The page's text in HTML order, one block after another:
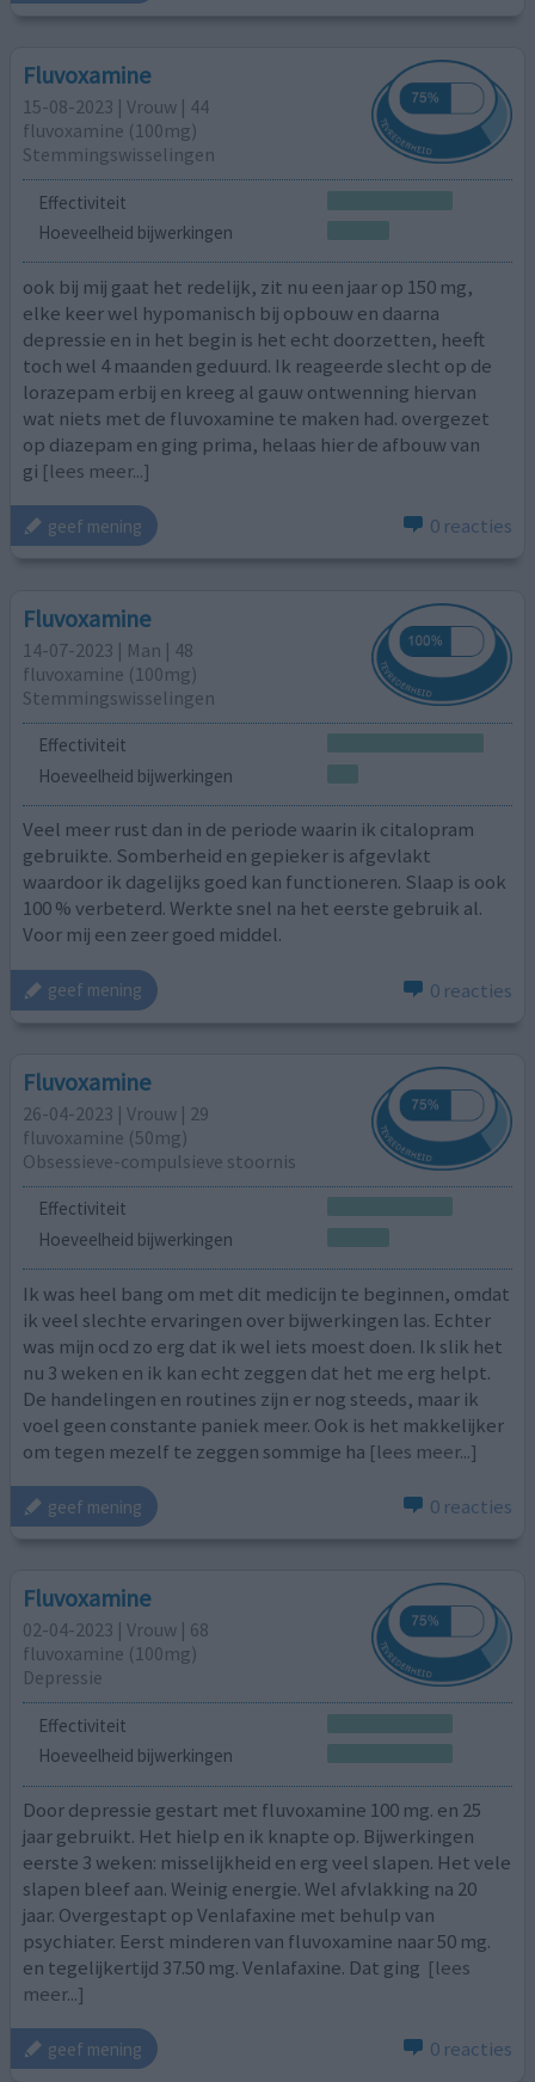
Fluvoxamine
15-08-2023 | Vrouw | 44
fluvoxamine (100mg)
Stemmingswisselingen
Effectiviteit
Hoeveelheid bijwerkingen
ook bij mij gaat het redelijk, zit nu een jaar op 150 mg,
elke keer wel hypomanisch bij opbouw en daarna
depressie en in het begin is het echt doorzetten, heeft
toch wel 4 maanden geduurd. Ik reageerde slecht op de
lorazepam erbij en kreeg al gauw ontwenning hiervan
wat niets met de fluvoxamine te maken had. overgezet
op diazepam en ging prima, helaas hier de afbouw van
gi [lees meer...]
geef mening 0 reacties
Fluvoxamine
14-07-2023 | Man | 48
fluvoxamine (100mg)
Stemmingswisselingen
Effectiviteit
Hoeveelheid bijwerkingen
Veel meer rust dan in de periode waarin ik citalopram
gebruikte. Somberheid en gepieker is afgevlakt
waardoor ik dagelijks goed kan functioneren. Slaap is ook
100 % verbeterd. Werkte snel na het eerste gebruik al.
Voor mij een zeer goed middel.
geef mening 0 reacties
Fluvoxamine
26-04-2023 | Vrouw | 29
fluvoxamine (50mg)
Obsessieve-compulsieve stoornis
Effectiviteit
Hoeveelheid bijwerkingen
Ik was heel bang om met dit medicijn te beginnen, omdat
ik veel slechte ervaringen over bijwerkingen las. Echter
was mijn ocd zo erg dat ik wel iets moest doen. Ik slik het
nu 3 weken en ik kan echt zeggen dat het me erg helpt.
De handelingen en routines zijn er nog steeds, maar ik
voel geen constante paniek meer. Ook is het makkelijker
om tegen mezelf te zeggen sommige ha [lees meer...]
geef mening 0 reacties
Fluvoxamine
02-04-2023 | Vrouw | 68
fluvoxamine (100mg)
Depressie
Effectiviteit
Hoeveelheid bijwerkingen
Door depressie gestart met fluvoxamine 100 mg. en 25
jaar gebruikt. Het hielp en ik knapte op. Bijwerkingen
eerste 3 weken: misselijkheid en erg veel slapen. Het vele
slapen bleef aan. Weinig energie. Wel afvlakking na 20
jaar. Overgestapt op Venlafaxine met behulp van
psychiater. Eerst minderen van fluvoxamine naar 50 mg.
en tegelijkertijd 37.50 mg. Venlafaxine. Dat ging [lees
meer...]
geef mening 0 reacties